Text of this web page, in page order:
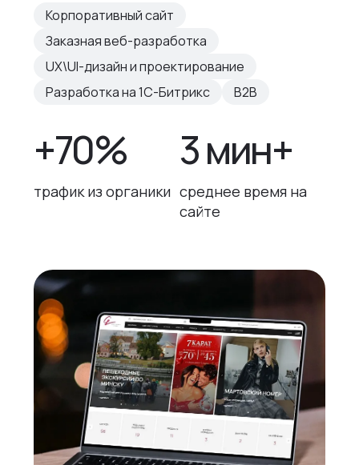
Корпоративный сайт
Заказная веб-разработка
UX\UI-дизайн и проектирование
Разработка на 1С-Битрикс
B2B
+70%
трафик из органики
3 мин+
среднее время на
сайте